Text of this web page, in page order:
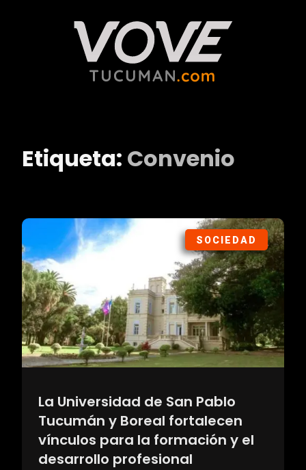
Etiqueta: Convenio
SOCIEDAD
La Universidad de San Pablo
Tucumán y Boreal fortalecen
vínculos para la formación y el
desarrollo profesional